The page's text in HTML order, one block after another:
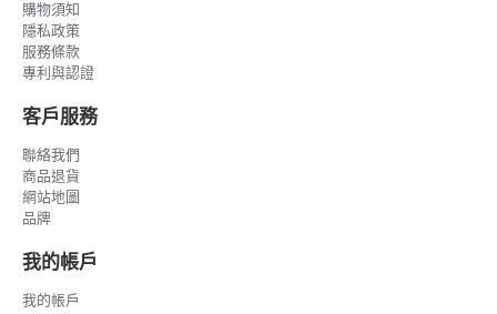
購物須知
隱私政策
服務條款
專利與認證
客戶服務
聯絡我們
商品退貨
網站地圖
品牌
我的帳戶
我的帳戶